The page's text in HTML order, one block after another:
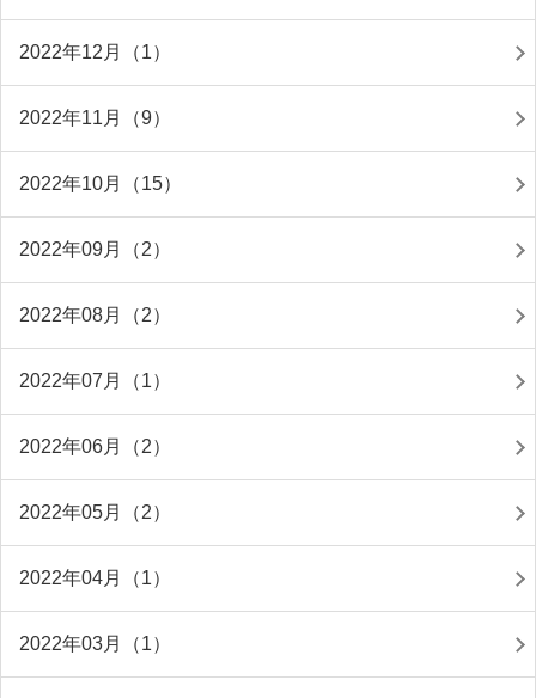
2022年12月（1）
2022年11月（9）
2022年10月（15）
2022年09月（2）
2022年08月（2）
2022年07月（1）
2022年06月（2）
2022年05月（2）
2022年04月（1）
2022年03月（1）